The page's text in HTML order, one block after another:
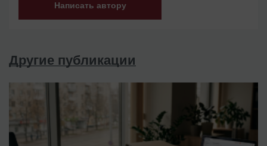
Написать автору
Другие публикации